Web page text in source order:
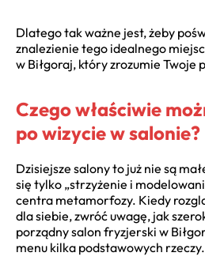
Dlatego tak ważne jest, żeby
znalezienie tego idealnego
w Biłgoraj, który zrozumie Twoje
Czego właściwie
po wizycie w salonie?
Dzisiejsze salony to już nie są
się tylko „strzyżenie i
centra metamorfozy. Kiedy
dla siebie, zwróć uwagę, jak
porządny salon fryzjerski w
menu kilka podstawowych rzeczy.